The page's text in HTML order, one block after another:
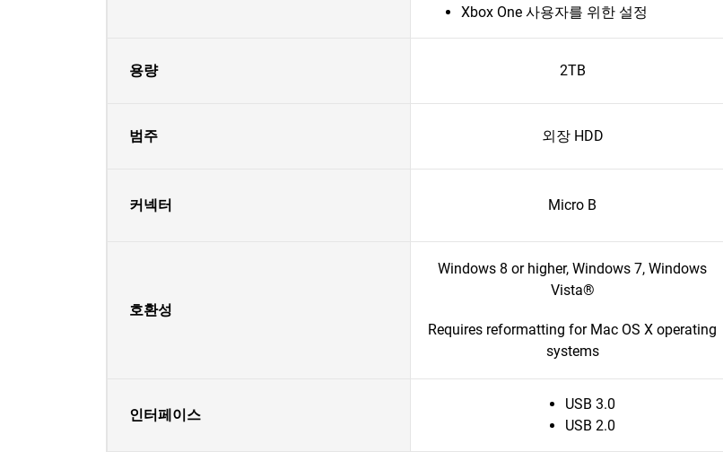
Xbox One 사용자를 위한 설정
용량 2TB
범주 외장 HDD
커넥터 Micro B
호환성
Windows 8 or higher, Windows 7, Windows
Vista®
Requires reformatting for Mac OS X operating
systems
인터페이스
USB 3.0
USB 2.0